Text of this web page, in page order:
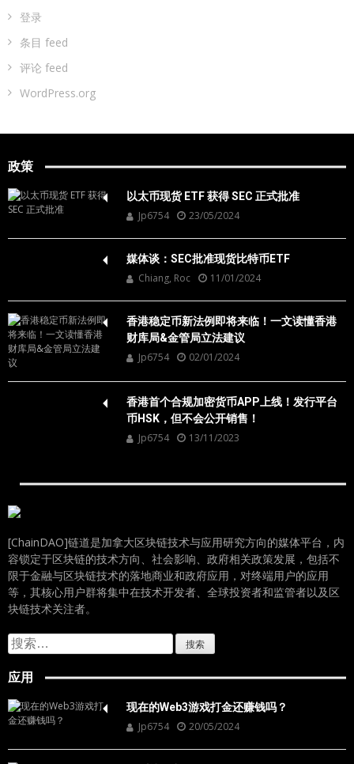
登录
条目 feed
评论 feed
WordPress.org
政策
以太币现货 ETF 获得 SEC 正式批准
Jp6754 23/05/2024
媒体谈：SEC批准现货比特币ETF
Chiang, Roc 11/01/2024
香港稳定币新法例即将来临！一文读懂香港
财库局&金管局立法建议
Jp6754 02/01/2024
香港首个合规加密货币APP上线！发行平台
币HSK，但不会公开销售！
Jp6754 13/11/2023
[ChainDAO]链道是加拿大区块链技术与应用研究方向的媒体平台，内
容锁定于区块链的技术方向、社会影响、政府相关政策发展，包括不
限于金融与区块链技术的落地商业和政府应用，对终端用户的应用
等，其核心用户群将集中在技术开发者、全球投资者和监管者以及区
块链技术关注者。
搜
索：
应用
现在的Web3游戏打金还赚钱吗？
Jp6754 20/05/2024